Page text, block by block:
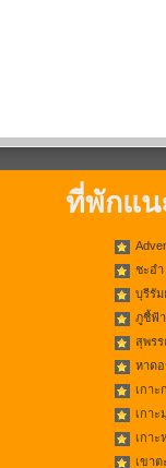
ที่พักแน
ชะอำ
บุรีรัม
ภูชี้ฟ้า
สุพร
หาด
เกาะ
เกาะ
เกาะ
เขาต